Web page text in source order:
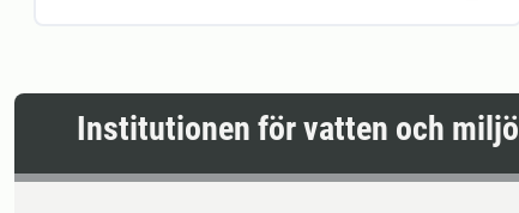
Institutionen för vatten och miljö